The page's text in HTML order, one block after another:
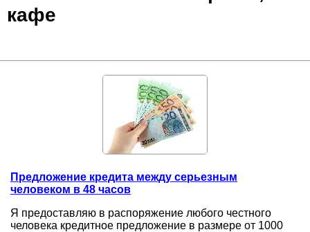
кафе
Предложение кредита между серьезным
человеком в 48 часов
Я предоставляю в распоряжение любого честного
человека кредитное предложение в размере от 1000